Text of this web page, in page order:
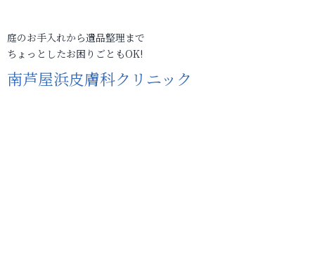
庭のお手入れから遺品整理まで
ちょっとしたお困りごともOK!
南芦屋浜皮膚科クリニック